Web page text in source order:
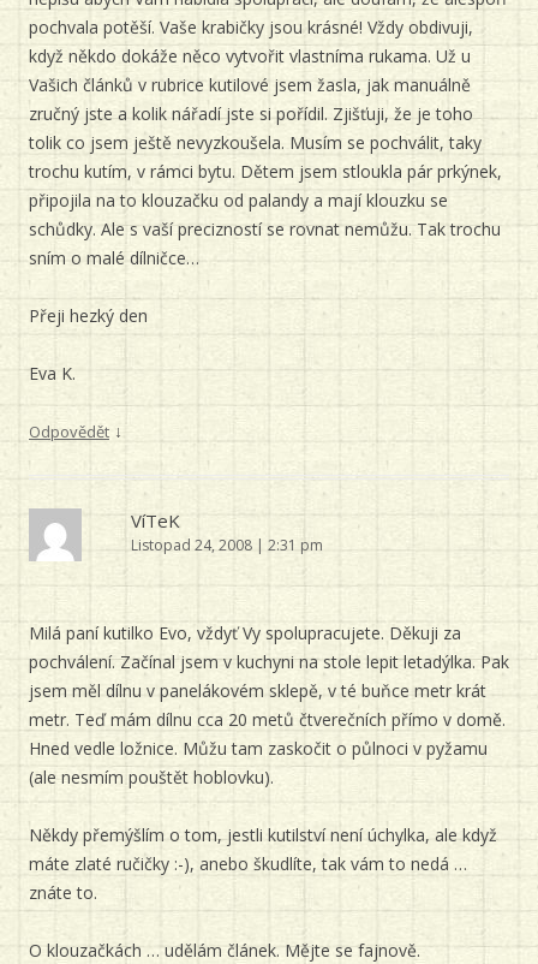
pochvala potěší. Vaše krabičky jsou krásné! Vždy obdivuji,
když někdo dokáže něco vytvořit vlastníma rukama. Už u
Vašich článků v rubrice kutilové jsem žasla, jak manuálně
zručný jste a kolik nářadí jste si pořídil. Zjišťuji, že je toho
tolik co jsem ještě nevyzkoušela. Musím se pochválit, taky
trochu kutím, v rámci bytu. Dětem jsem stloukla pár prkýnek,
připojila na to klouzačku od palandy a mají klouzku se
schůdky. Ale s vaší precizností se rovnat nemůžu. Tak trochu
sním o malé dílničce…
Přeji hezký den
Eva K.
Odpovědět ↓
VíTeK
Listopad 24, 2008 | 2:31 pm
Milá paní kutilko Evo, vždyť Vy spolupracujete. Děkuji za
pochválení. Začínal jsem v kuchyni na stole lepit letadýlka. Pak
jsem měl dílnu v panelákovém sklepě, v té buňce metr krát
metr. Teď mám dílnu cca 20 metů čtverečních přímo v domě.
Hned vedle ložnice. Můžu tam zaskočit o půlnoci v pyžamu
(ale nesmím pouštět hoblovku).
Někdy přemýšlím o tom, jestli kutilství není úchylka, ale když
máte zlaté ručičky :-), anebo škudlíte, tak vám to nedá …
znáte to.
O klouzačkách … udělám článek. Mějte se fajnově.